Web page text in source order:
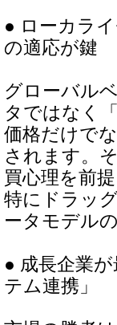
● ローカラ
の適応が鍵
グローバル
タではなく
価格だけで
されます。
買心理を前
特にドラッ
ータモデル
● 成長企業
テム連携」